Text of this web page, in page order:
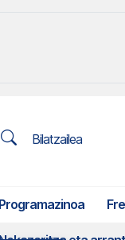
Bilatzailea
Programazinoa